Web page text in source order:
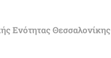
Ενότητας Θεσσαλονίκης